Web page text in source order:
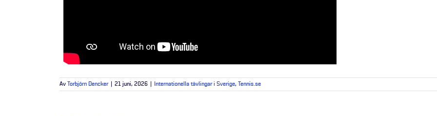
Av Torbjörn Dencker 21 juni, 2026 Internationella tävlingar i Sverige, Tennis.se